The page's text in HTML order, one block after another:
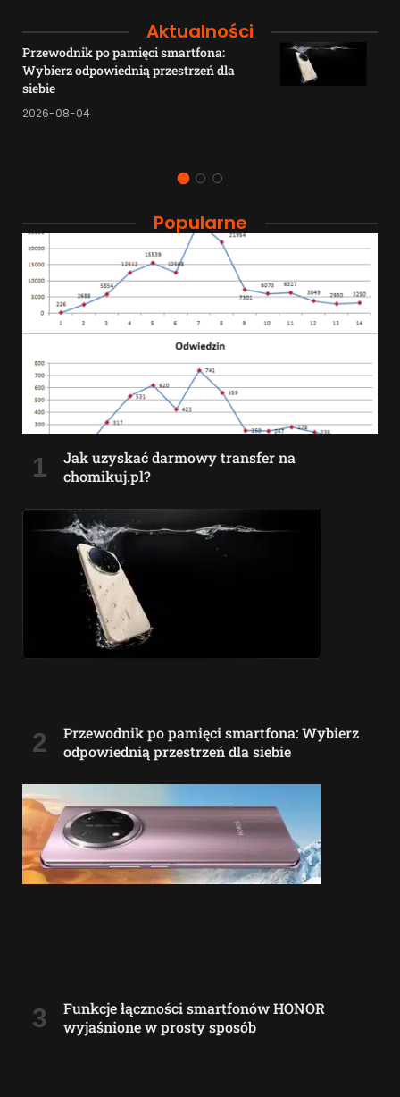
Aktualności
Przewodnik po pamięci smartfona:
Wybierz odpowiednią przestrzeń dla
siebie
2026-08-04
Popularne
Jak uzyskać darmowy transfer na
chomikuj.pl?
Przewodnik po pamięci smartfona: Wybierz
odpowiednią przestrzeń dla siebie
Funkcje łączności smartfonów HONOR
wyjaśnione w prosty sposób